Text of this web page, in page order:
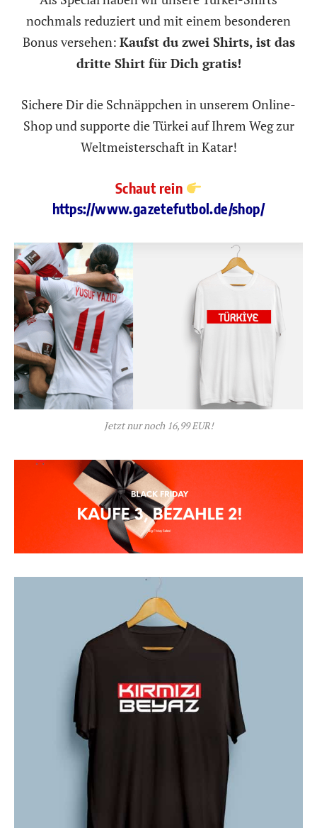
nochmals reduziert und mit einem besonderen
Bonus versehen: Kaufst du zwei Shirts, ist das
dritte Shirt für Dich gratis!
Sichere Dir die Schnäppchen in unserem Online-
Shop und supporte die Türkei auf Ihrem Weg zur
Weltmeisterschaft in Katar!
Schaut rein
https://www.gazetefutbol.de/shop/
Jetzt nur noch 16,99 EUR!